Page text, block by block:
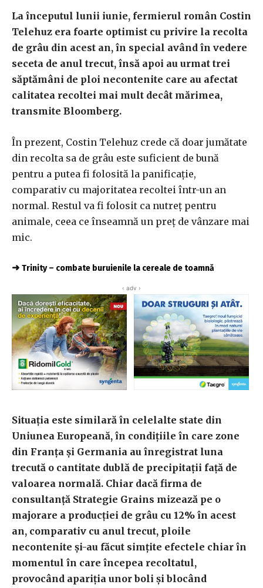
La începutul lunii iunie, fermierul român Costin
Telehuz era foarte optimist cu privire la recolta
de grâu din acest an, în special având în vedere
seceta de anul trecut, însă apoi au urmat trei
săptămâni de ploi necontenite care au afectat
calitatea recoltei mai mult decât mărimea,
transmite Bloomberg.
În prezent, Costin Telehuz crede că doar jumătate
din recolta sa de grâu este suficient de bună
pentru a putea fi folosită la panificaţie,
comparativ cu majoritatea recoltei într-un an
normal. Restul va fi folosit ca nutreţ pentru
animale, ceea ce înseamnă un preţ de vânzare mai
mic.
➜ Trinity – combate buruienile la cereale de toamnă
‹ adv ›
Situaţia este similară în celelalte state din
Uniunea Europeană, în condiţiile în care zone
din Franţa şi Germania au înregistrat luna
trecută o cantitate dublă de precipitaţii faţă de
valoarea normală. Chiar dacă firma de
consultanţă Strategie Grains mizează pe o
majorare a producţiei de grâu cu 12% în acest
an, comparativ cu anul trecut, ploile
necontenite şi-au făcut simţite efectele chiar în
momentul în care începea recoltatul,
provocând apariţia unor boli şi blocând